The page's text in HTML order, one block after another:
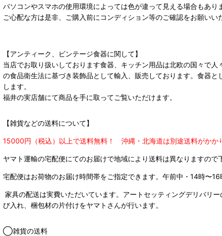
パソコンやスマホの使用環境によっては色が違って見える場合もあ
ご心配な方は是非、ご購入前にコンディション等のご確認をお願い
【アンティーク、ビンテージ食器に関して】
当店でお取り扱いしております食器、キッチン用品は北欧の国々で
の食品衛生法に基づき装飾品として輸入、販売しております。食器
します。
福井の実店舗にて商品を手に取ってご覧いただけます。
【雑貨などの送料について】
15000円（税込）以上で送料無料！ 沖縄・北海道は別途送料がかか
ヤマト運輸の宅配便にてのお届けで地域により送料は異なりますので
宅配便はお荷物のお届け時間帯をご指定できます。 午前中・14時〜
家具の配送は実費いただいています。アートセッティングデリバリ
び入れ、梱包材の片付けをヤマトさんが行います。
◯雑貨の送料